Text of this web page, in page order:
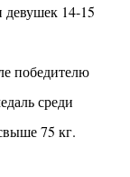
девушек 14-15
победителю
среди
75 кг.